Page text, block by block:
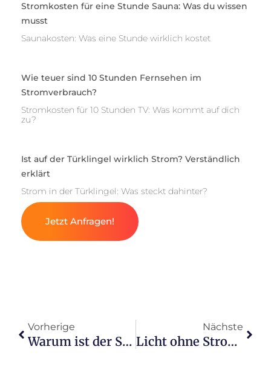
Stromkosten für eine Stunde Sauna: Was du wissen
musst
Saunakosten: Was eine Stunde wirklich kostet
Wie teuer sind 10 Stunden Fernsehen im
Stromverbrauch?
Stromkosten für 10 Stunden TV: Was kommt auf dich
zu?
Ist auf der Türklingel wirklich Strom? Verständlich
erklärt
Strom in der Türklingel: Was steckt dahinter?
Jetzt Anfragen!
Vorherige
Warum ist der Strom von Stadtwerken so teuer?
Nächste
Licht ohne Strom: Kreative Lösungen für Zuhause